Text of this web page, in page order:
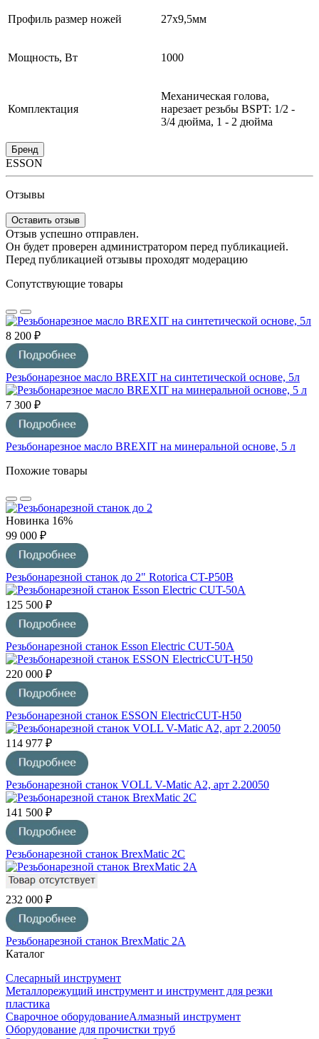
Профиль размер ножей 27х9,5мм
Мощность, Вт 1000
Комплектация
Механическая голова,
нарезает резьбы BSPT: 1/2 -
3/4 дюйма, 1 - 2 дюйма
Бренд
ESSON
Отзывы
Оставить отзыв
Отзыв успешно отправлен.
Он будет проверен администратором перед публикацией.
Перед публикацией отзывы проходят модерацию
Сопутствующие товары
8 200 ₽
Резьбонарезное масло BREXIT на синтетической основе, 5л
7 300 ₽
Резьбонарезное масло BREXIT на минеральной основе, 5 л
Похожие товары
Новинка 16%
99 000 ₽
Резьбонарезной станок до 2" Rotorica CT-P50B
125 500 ₽
Резьбонарезной станок Esson Electric CUT-50А
220 000 ₽
Резьбонарезной станок ESSON ElectricCUT-H50
114 977 ₽
Резьбонарезной станок VOLL V-Matic A2, арт 2.20050
141 500 ₽
Резьбонарезной станок BrexMatic 2C
232 000 ₽
Резьбонарезной станок BrexMatic 2A
Каталог
Слесарный инструмент
Металлорежущий инструмент и инструмент для резки
пластика
Сварочное оборудованиеАлмазный инструмент
Оборудование для прочистки труб